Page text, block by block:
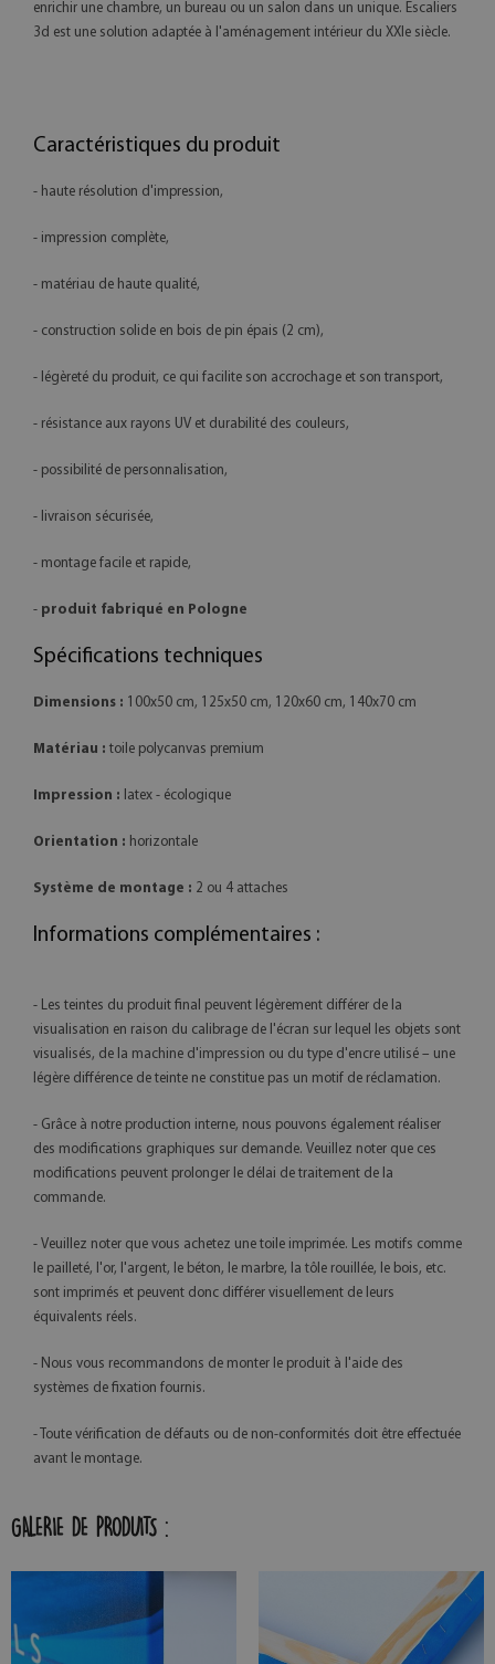
enrichir une chambre, un bureau ou un salon dans un unique. Escaliers
3d est une solution adaptée à l'aménagement intérieur du XXIe siècle.
Caractéristiques du produit
- haute résolution d'impression,
- impression complète,
- matériau de haute qualité,
- construction solide en bois de pin épais (2 cm),
- légèreté du produit, ce qui facilite son accrochage et son transport,
- résistance aux rayons UV et durabilité des couleurs,
- possibilité de personnalisation,
- livraison sécurisée,
- montage facile et rapide,
- produit fabriqué en Pologne
Spécifications techniques
Dimensions : 100x50 cm, 125x50 cm, 120x60 cm, 140x70 cm
Matériau : toile polycanvas premium
Impression : latex - écologique
Orientation : horizontale
Système de montage : 2 ou 4 attaches
Informations complémentaires :
- Les teintes du produit final peuvent légèrement différer de la
visualisation en raison du calibrage de l'écran sur lequel les objets sont
visualisés, de la machine d'impression ou du type d'encre utilisé – une
légère différence de teinte ne constitue pas un motif de réclamation.
- Grâce à notre production interne, nous pouvons également réaliser
des modifications graphiques sur demande. Veuillez noter que ces
modifications peuvent prolonger le délai de traitement de la
commande.
- Veuillez noter que vous achetez une toile imprimée. Les motifs comme
le pailleté, l'or, l'argent, le béton, le marbre, la tôle rouillée, le bois, etc.
sont imprimés et peuvent donc différer visuellement de leurs
équivalents réels.
- Nous vous recommandons de monter le produit à l'aide des
systèmes de fixation fournis.
- Toute vérification de défauts ou de non-conformités doit être effectuée
avant le montage.
GALERIE DE PRODUITS :